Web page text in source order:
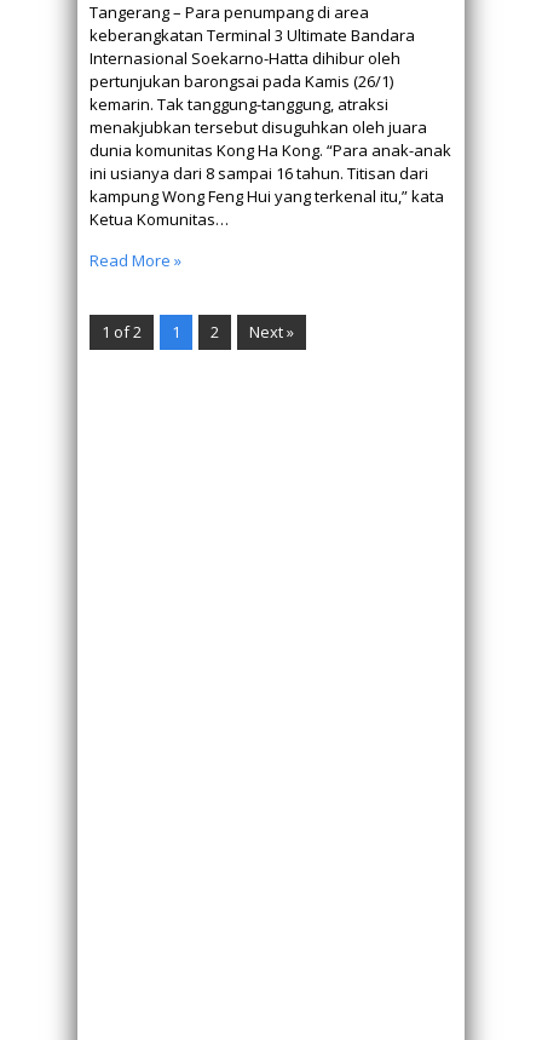
Tangerang – Para penumpang di area
keberangkatan Terminal 3 Ultimate Bandara
Internasional Soekarno-Hatta dihibur oleh
pertunjukan barongsai pada Kamis (26/1)
kemarin. Tak tanggung-tanggung, atraksi
menakjubkan tersebut disuguhkan oleh juara
dunia komunitas Kong Ha Kong. “Para anak-anak
ini usianya dari 8 sampai 16 tahun. Titisan dari
kampung Wong Feng Hui yang terkenal itu,” kata
Ketua Komunitas…
Read More »
1 of 2 1 2 Next »